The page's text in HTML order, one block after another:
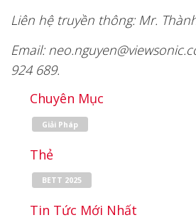
Liên hệ truyền thông: Mr.
Email:
924 689.
Chuyên Mục
Giải Pháp
Thẻ
BETT 2025
Tin Tức Mới Nhất